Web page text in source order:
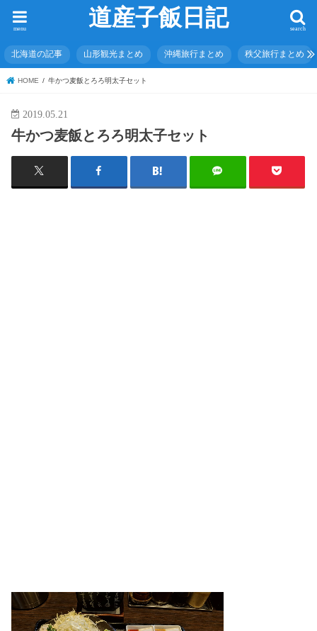
道産子飯日記 search
menu
北海道の記事 山形観光まとめ 沖縄旅行まとめ 秩父旅行まとめ
HOME 牛かつ麦飯とろろ明太子セット
2019.05.21
牛かつ麦飯とろろ明太子セット